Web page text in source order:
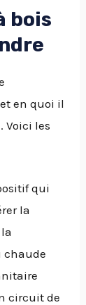
bois
en quoi il
Voici les
qui
la
chaude
circuit de